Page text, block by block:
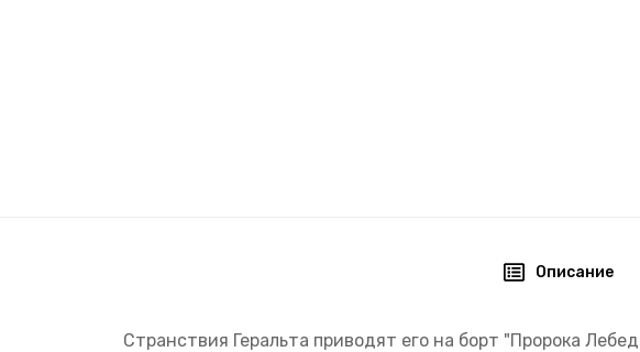
Описание
Странствия Геральта приводят его на борт "Пророка